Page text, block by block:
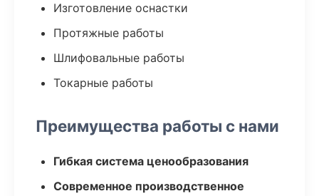
Изготовление оснастки
Протяжные работы
Шлифовальные работы
Токарные работы
Преимущества работы с нами
Гибкая система ценообразования
Современное производственное